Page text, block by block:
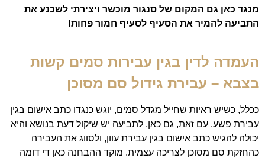
מנגד כאן גם המקום של סנגור מוכשר ויצירתי לשכנע את
התביעה להמיר את הסעיף לסעיף חמור פחות!
העמדה לדין בגין עבירות סמים קשות
בצבא – עבירת גידול סם מסוכן
ככלל, כשיש ראיות שחייל מגדל סמים, יוגש כנגדו כתב אישום בגין
עבירת פשע. עם זאת, גם כאן, לתביעה יש שיקול דעת בנושא והיא
יכולה להגיש כתב אישום בגין עבירת עוון, ולסווג את העבירה
כהחזקת סם מסוכן לצריכה עצמית. מוקד ההבחנה כאן די דומה